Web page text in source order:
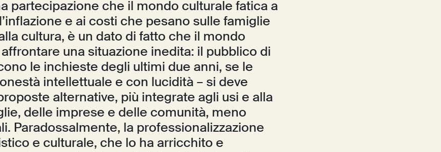
partecipazione che il mondo culturale fatica a
e ai costi che pesano sulle famiglie
cultura, è un dato di fatto che il mondo
una situazione inedita: il pubblico di
le inchieste degli ultimi due anni, se le
intellettuale e con lucidità – si deve
alternative, più integrate agli usi e alla
delle imprese e delle comunità, meno
Paradossalmente, la professionalizzazione
e culturale, che lo ha arricchito e